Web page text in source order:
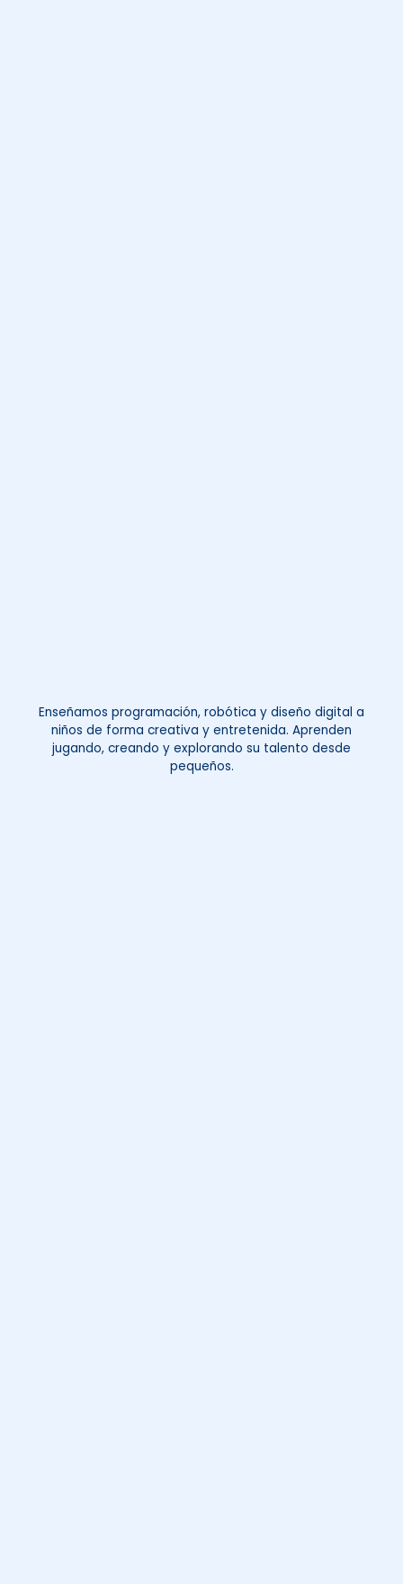
Enseñamos programación, robótica y diseño digital a
niños de forma creativa y entretenida. Aprenden
jugando, creando y explorando su talento desde
pequeños.